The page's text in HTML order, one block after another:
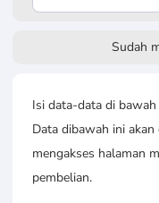
Sudah
Isi data-data di
Data dibawah ini
mengakses halaman
pembelian.